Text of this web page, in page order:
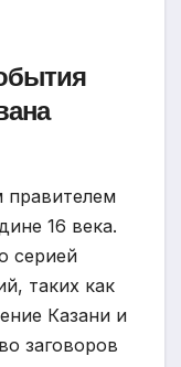
правителем
16 века.
серией
таких как
Казани и
заговоров